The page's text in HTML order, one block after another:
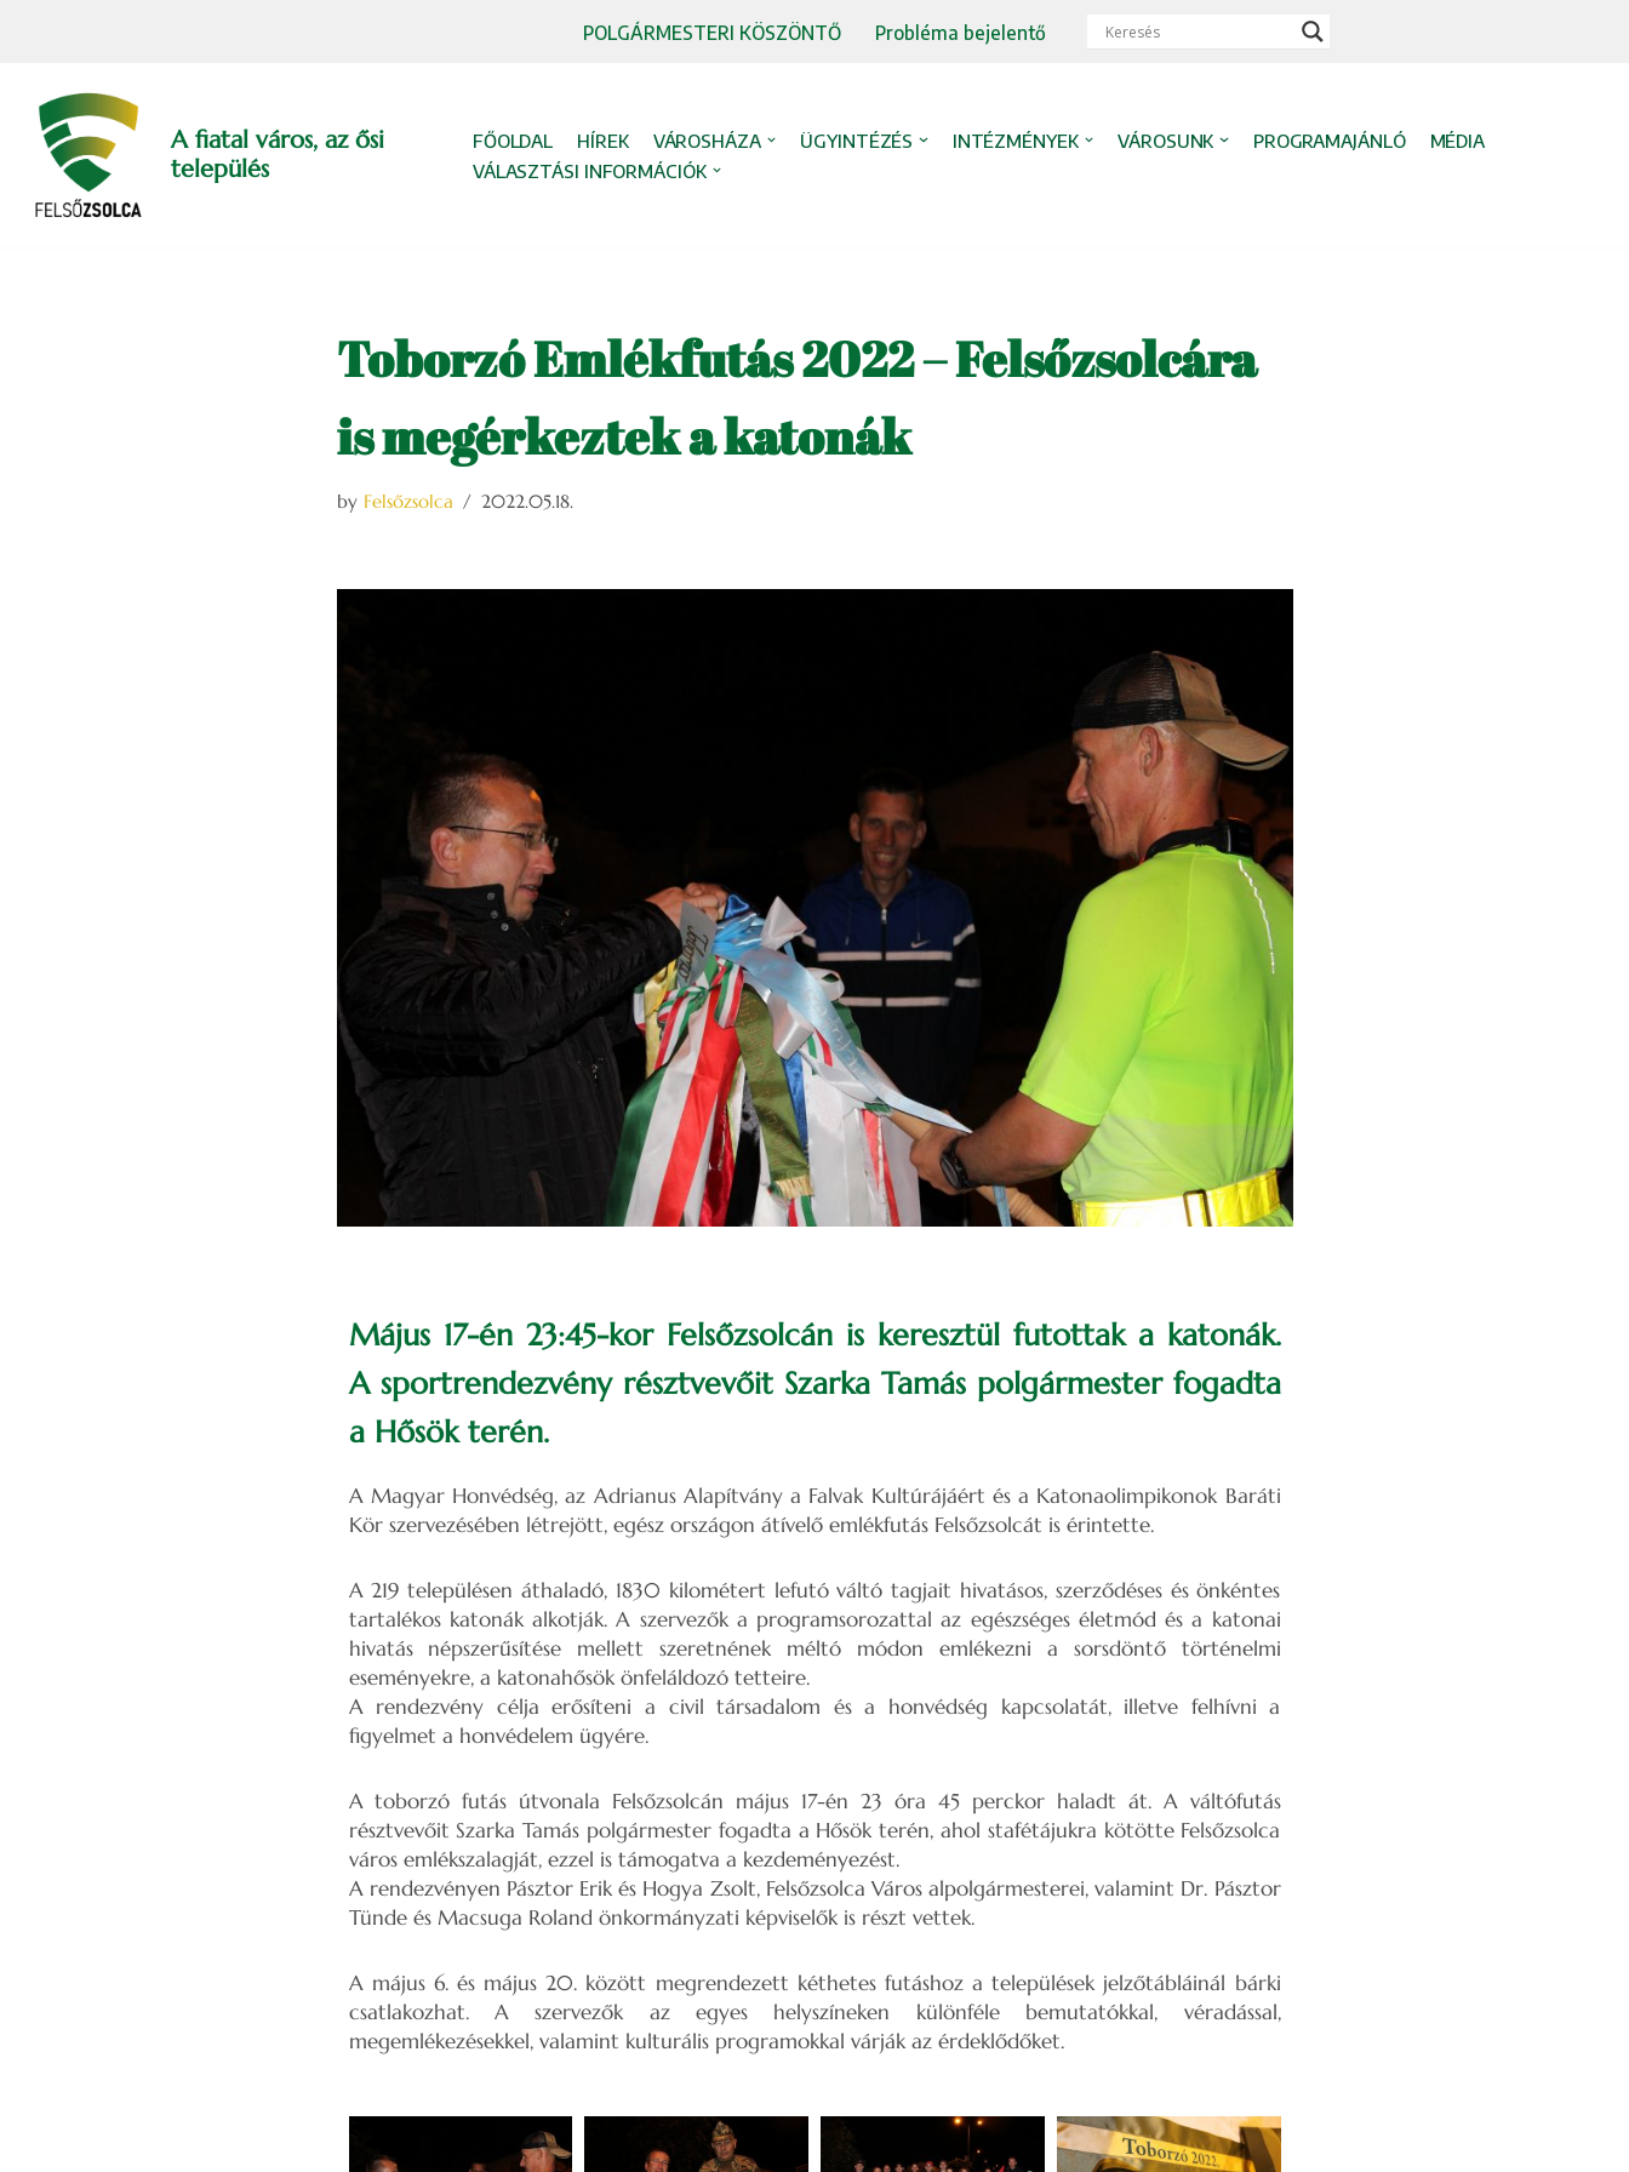
content
POLGÁRMESTERI KÖSZÖNTŐ Probléma bejelentő
A fiatal város, az ősi
település
FŐOLDAL HÍREK VÁROSHÁZA ÜGYINTÉZÉS INTÉZMÉNYEK VÁROSUNK PROGRAMAJÁNLÓ
MÉDIA
VÁLASZTÁSI INFORMÁCIÓK
Toborzó Emlékfutás 2022 – Felsőzsolcára
is megérkeztek a katonák
by Felsőzsolca 2022.05.18.
Május 17-én 23:45-kor Felsőzsolcán is keresztül futottak a katonák.
A sportrendezvény résztvevőit Szarka Tamás polgármester fogadta
a Hősök terén.
A Magyar Honvédség, az Adrianus Alapítvány a Falvak Kultúrájáért és a Katonaolimpikonok Baráti
Kör szervezésében létrejött, egész országon átívelő emlékfutás Felsőzsolcát is érintette.
A 219 településen áthaladó, 1830 kilométert lefutó váltó tagjait hivatásos, szerződéses és önkéntes
tartalékos katonák alkotják. A szervezők a programsorozattal az egészséges életmód és a katonai
hivatás népszerűsítése mellett szeretnének méltó módon emlékezni a sorsdöntő történelmi
eseményekre, a katonahősök önfeláldozó tetteire.
A rendezvény célja erősíteni a civil társadalom és a honvédség kapcsolatát, illetve felhívni a
figyelmet a honvédelem ügyére.
A toborzó futás útvonala Felsőzsolcán május 17-én 23 óra 45 perckor haladt át. A váltófutás
résztvevőit Szarka Tamás polgármester fogadta a Hősök terén, ahol stafétájukra kötötte Felsőzsolca
város emlékszalagját, ezzel is támogatva a kezdeményezést.
A rendezvényen Pásztor Erik és Hogya Zsolt, Felsőzsolca Város alpolgármesterei, valamint Dr. Pásztor
Tünde és Macsuga Roland önkormányzati képviselők is részt vettek.
A május 6. és május 20. között megrendezett kéthetes futáshoz a települések jelzőtábláinál bárki
csatlakozhat. A szervezők az egyes helyszíneken különféle bemutatókkal, véradással,
megemlékezésekkel, valamint kulturális programokkal várják az érdeklődőket.